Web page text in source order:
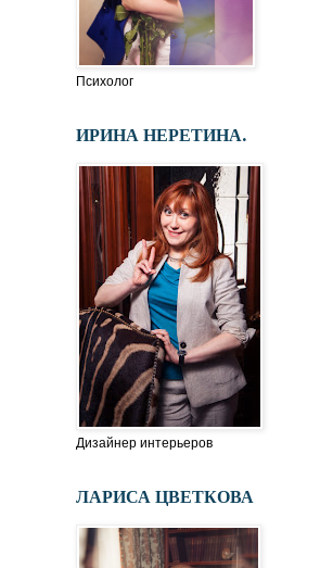
Психолог
ИРИНА НЕРЕТИНА.
Дизайнер интерьеров
ЛАРИСА ЦВЕТКОВА